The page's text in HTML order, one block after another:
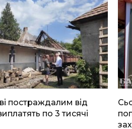
постраждалим від
по 3 тисячі